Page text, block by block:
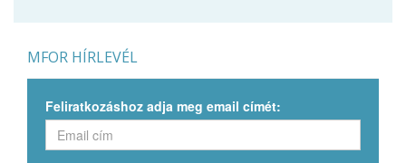
MFOR HÍRLEVÉL
Feliratkozáshoz adja meg email címét: